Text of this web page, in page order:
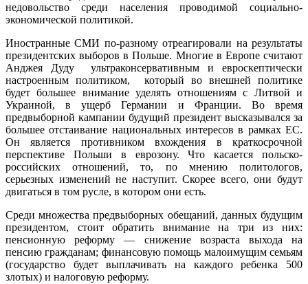
недовольство среди населения проводимой социально-
экономической политикой.
Иностранные СМИ по-разному отреагировали на результаты
президентских выборов в Польше. Многие в Европе считают
Анджея Дуду ультраконсервативным и евроскептически
настроенным политиком, который во внешней политике
будет большее внимание уделять отношениям с Литвой и
Украиной, в ущерб Германии и Франции. Во время
предвыборной кампании будущий президент высказывался за
большее отстаивание национальных интересов в рамках ЕС.
Он является противником вхождения в краткосрочной
перспективе Польши в еврозону. Что касается польско-
российских отношений, то, по мнению политологов,
серьезных изменений не наступит. Скорее всего, они будут
двигаться в том русле, в котором они есть.
Среди множества предвыборных обещаний, данных будущим
президентом, стоит обратить внимание на три из них:
пенсионную реформу — снижение возраста выхода на
пенсию гражданам; финансовую помощь малоимущим семьям
(государство будет выплачивать на каждого ребенка 500
злотых) и налоговую реформу.